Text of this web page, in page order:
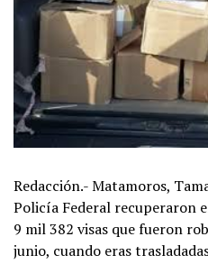
Redacción.- Matamoros,
Policía Federal recuperaron
9 mil 382 visas que fueron
junio, cuando eras